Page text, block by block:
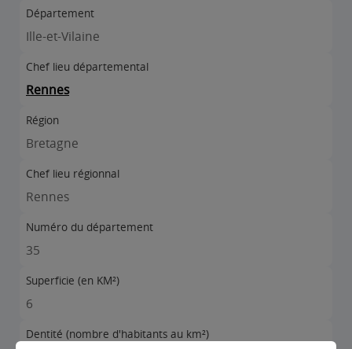
Département
Ille-et-Vilaine
Chef lieu départemental
Rennes
Région
Bretagne
Chef lieu régionnal
Rennes
Numéro du département
35
Superficie (en KM²)
6
Dentité (nombre d'habitants au km²)